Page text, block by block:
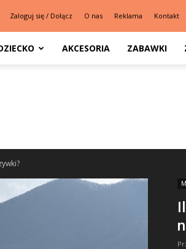
Zaloguj się / Dołącz O nas Reklama Kontakt
AKCESORIA ZABAWKI